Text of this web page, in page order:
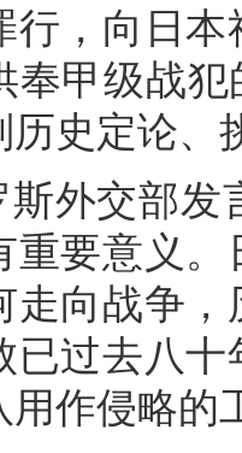
行，向日
奉甲级战
历史定论、
斯外交部发
重要意义
走向战争
已过去八
用作侵略的